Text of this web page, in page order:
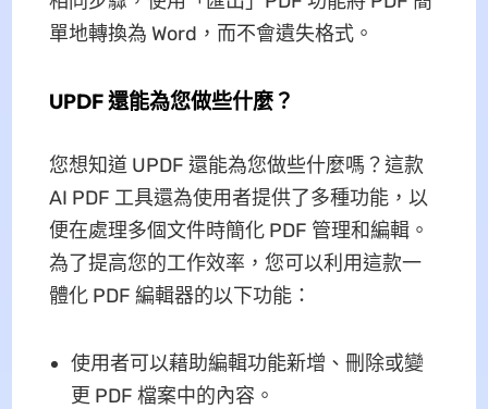
單地轉換為 Word，而不會遺失格式。
UPDF 還能為您做些什麼？
您想知道 UPDF 還能為您做些什麼嗎？這款
AI PDF 工具還為使用者提供了多種功能，以
便在處理多個文件時簡化 PDF 管理和編輯。
為了提高您的工作效率，您可以利用這款一
體化 PDF 編輯器的以下功能：
使用者可以藉助編輯功能新增、刪除或變
更 PDF 檔案中的內容。